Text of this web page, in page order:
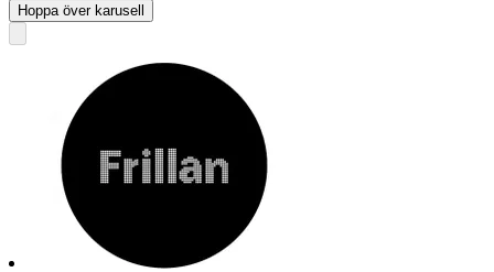
Hoppa över karusell